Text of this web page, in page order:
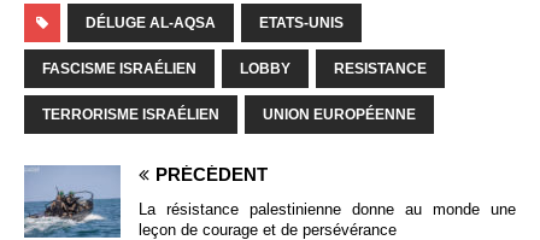
DÉLUGE AL-AQSA ETATS-UNIS
FASCISME ISRAÉLIEN LOBBY RESISTANCE
TERRORISME ISRAÉLIEN UNION EUROPÉENNE
PRÉCÉDENT
La résistance palestinienne donne au monde une
leçon de courage et de persévérance